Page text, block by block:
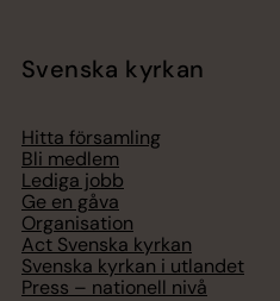
Svenska kyrkan
Hitta församling
Bli medlem
Lediga jobb
Ge en gåva
Organisation
Act Svenska kyrkan
Svenska kyrkan i utlandet
Press – nationell nivå